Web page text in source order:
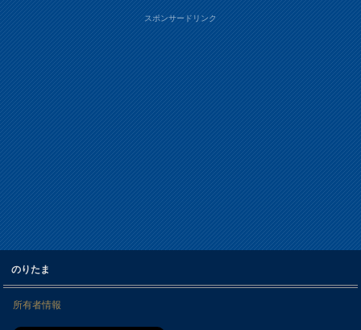
スポンサードリンク
のりたま
所有者情報